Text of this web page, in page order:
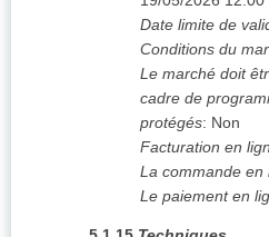
Date limite de
Conditions du
Le marché doit
cadre de
protégés: Non
Facturation en
La commande en
Le paiement en